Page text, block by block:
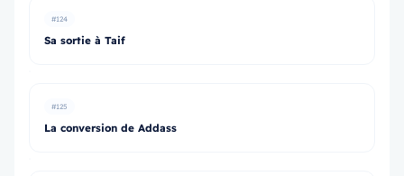
#124
Sa sortie à Taif
#125
La conversion de Addass